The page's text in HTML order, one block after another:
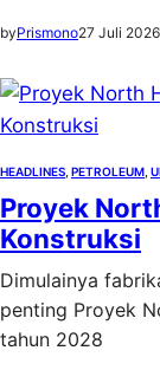
byPrismono27 Juli 2026
HEADLINES PETROLEUM
Proyek
Konstruksi
Dimulainya
penting Proyek
tahun 2028